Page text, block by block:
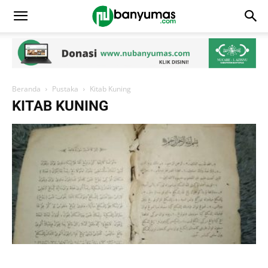
Beranda Pustaka Kitab Kuning
KITAB KUNING